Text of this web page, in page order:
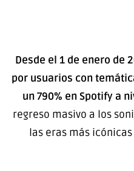
Desde el 1 de enero de
por usuarios con
un 790% en Spotify a
regreso masivo a los
las eras más